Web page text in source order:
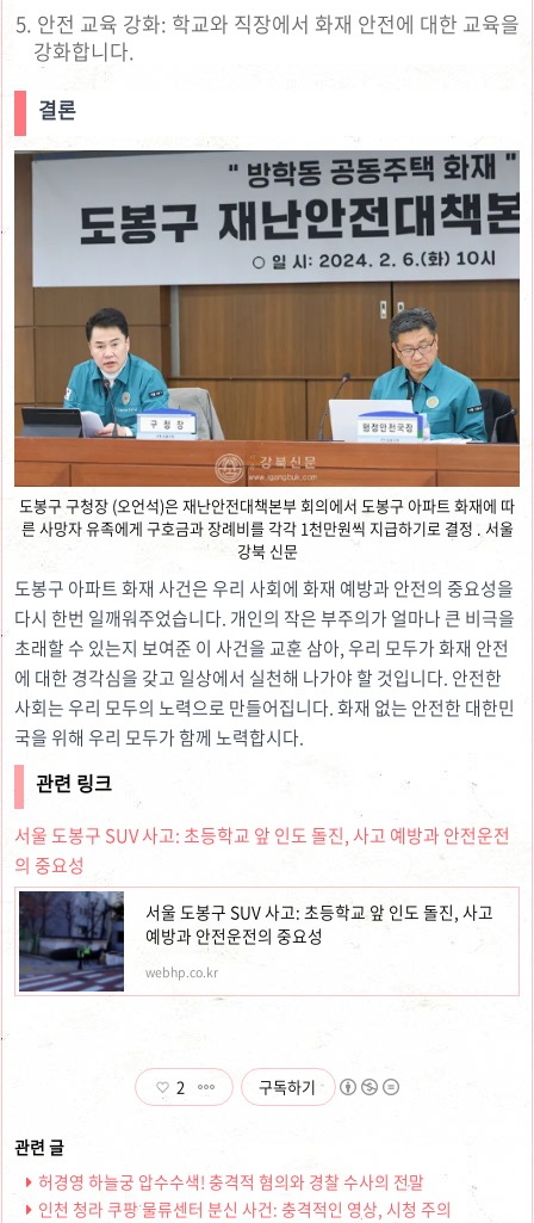
안전 교육 강화: 학교와 직장에서 화재 안전에 대한 교육을
강화합니다.
결론
도봉구 구청장 (오언석)은 재난안전대책본부 회의에서 도봉구 아파트 화재에 따
른 사망자 유족에게 구호금과 장례비를 각각 1천만원씩 지급하기로 결정 . 서울
강북 신문
도봉구 아파트 화재 사건은 우리 사회에 화재 예방과 안전의 중요성을
다시 한번 일깨워주었습니다. 개인의 작은 부주의가 얼마나 큰 비극을
초래할 수 있는지 보여준 이 사건을 교훈 삼아, 우리 모두가 화재 안전
에 대한 경각심을 갖고 일상에서 실천해 나가야 할 것입니다. 안전한
사회는 우리 모두의 노력으로 만들어집니다. 화재 없는 안전한 대한민
국을 위해 우리 모두가 함께 노력합시다.
관련 링크
서울 도봉구 SUV 사고: 초등학교 앞 인도 돌진, 사고 예방과 안전운전
의 중요성
서울 도봉구 SUV 사고: 초등학교 앞 인도 돌진, 사고
예방과 안전운전의 중요성
webhp.co.kr
2 구독하기
허경영 하늘궁 압수수색! 충격적 혐의와 경찰 수사의 전말
인천 청라 쿠팡 물류센터 분신 사건: 충격적인 영상, 시청 주의